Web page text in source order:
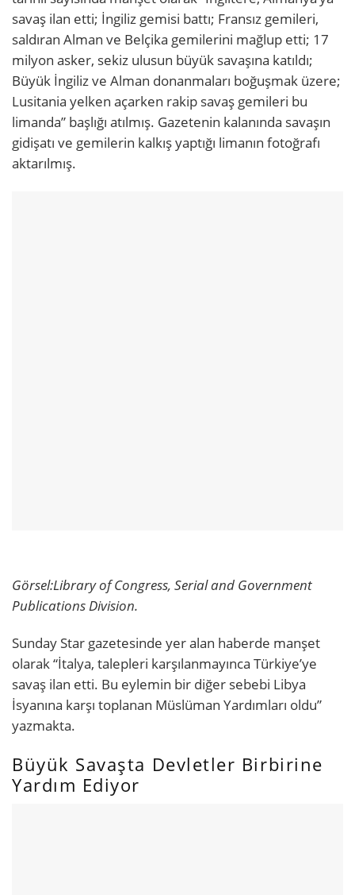
savaş ilan etti; İngiliz gemisi battı; Fransız gemileri,
saldıran Alman ve Belçika gemilerini mağlup etti; 17
milyon asker, sekiz ulusun büyük savaşına katıldı;
Büyük İngiliz ve Alman donanmaları boğuşmak üzere;
Lusitania yelken açarken rakip savaş gemileri bu
limanda” başlığı atılmış. Gazetenin kalanında savaşın
gidişatı ve gemilerin kalkış yaptığı limanın fotoğrafı
aktarılmış.
Görsel:Library of Congress, Serial and Government
Publications Division.
Sunday Star gazetesinde yer alan haberde manşet
olarak “İtalya, talepleri karşılanmayınca Türkiye’ye
savaş ilan etti. Bu eylemin bir diğer sebebi Libya
İsyanına karşı toplanan Müslüman Yardımları oldu”
yazmakta.
Büyük Savaşta Devletler Birbirine
Yardım Ediyor